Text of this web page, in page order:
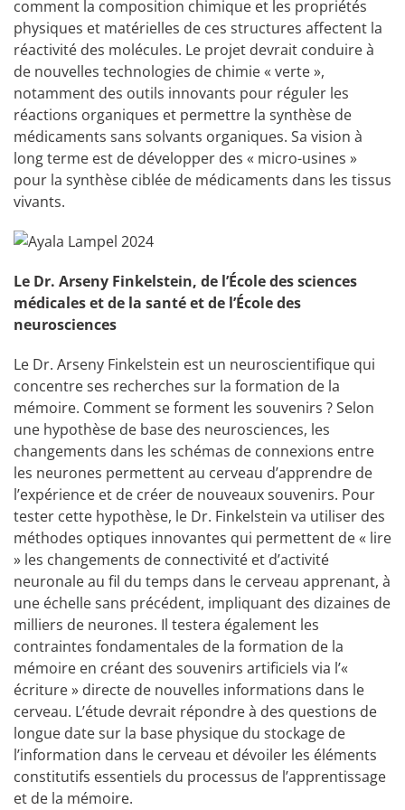
comment la composition chimique et les propriétés
physiques et matérielles de ces structures affectent la
réactivité des molécules. Le projet devrait conduire à
de nouvelles technologies de chimie « verte »,
notamment des outils innovants pour réguler les
réactions organiques et permettre la synthèse de
médicaments sans solvants organiques. Sa vision à
long terme est de développer des « micro-usines »
pour la synthèse ciblée de médicaments dans les tissus
vivants.
Le Dr. Arseny Finkelstein, de l’École des sciences
médicales et de la santé et de l’École des
neurosciences
Le Dr. Arseny Finkelstein est un neuroscientifique qui
concentre ses recherches sur la formation de la
mémoire. Comment se forment les souvenirs ? Selon
une hypothèse de base des neurosciences, les
changements dans les schémas de connexions entre
les neurones permettent au cerveau d’apprendre de
l’expérience et de créer de nouveaux souvenirs. Pour
tester cette hypothèse, le Dr. Finkelstein va utiliser des
méthodes optiques innovantes qui permettent de « lire
» les changements de connectivité et d’activité
neuronale au fil du temps dans le cerveau apprenant, à
une échelle sans précédent, impliquant des dizaines de
milliers de neurones. Il testera également les
contraintes fondamentales de la formation de la
mémoire en créant des souvenirs artificiels via l’«
écriture » directe de nouvelles informations dans le
cerveau. L’étude devrait répondre à des questions de
longue date sur la base physique du stockage de
l’information dans le cerveau et dévoiler les éléments
constitutifs essentiels du processus de l’apprentissage
et de la mémoire.